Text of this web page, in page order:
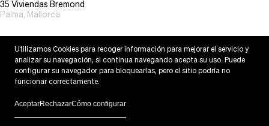
Utilizamos Cookies para recoger información para mejorar el servicio y
analizar su navegación; si continua navegando acepta su uso. Puede
configurar su navegador para bloquearlas, pero el sitio podría no
funcionar correctamente.
AceptarRechazarCómo configurar
35 Viviendas Bremond
Palma, Mallorca